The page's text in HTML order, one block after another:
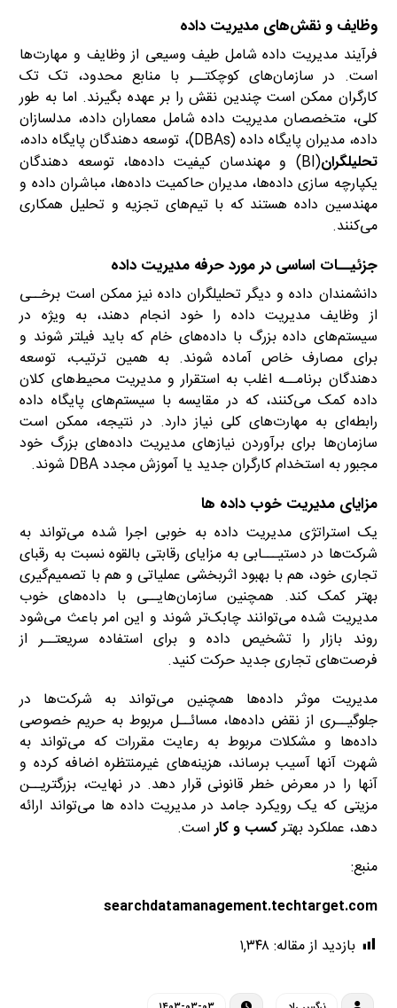
وظایف و نقش‌های مدیریت داده
فرآیند مدیریت داده شامل طیف وسیعی از وظایف و مهارت‌ها
است. در سازمان‌های کوچکتــر با منابع محدود، تک تک
کارگران ممکن است چندین نقش را بر عهده بگیرند. اما به طور
کلی، متخصصان مدیریت داده شامل معماران داده، مدلسازان
داده، مدیران پایگاه داده (DBAs)، توسعه دهندگان پایگاه داده،
تحلیلگران
(BI) و مهندسان کیفیت داده‌ها، توسعه دهندگان
یکپارچه سازی داده‌ها، مدیران حاکمیت داده‌ها، مباشران داده و
مهندسین داده هستند که با تیم‌های تجزیه و تحلیل همکاری
می‌کنند.
جزئیــات اساسی در مورد حرفه مدیریت داده
دانشمندان داده و دیگر تحلیلگران داده نیز ممکن است برخــی
از وظایف مدیریت داده را خود انجام دهند، به ویژه در
سیستم‌های داده بزرگ با داده‌های خام که باید فیلتر شوند و
برای مصارف خاص آماده شوند. به همین ترتیب، توسعه
دهندگان برنامــه اغلب به استقرار و مدیریت محیط‌های کلان
داده کمک می‌کنند، که در مقایسه با سیستم‌های پایگاه داده
رابطه‌ای به مهارت‌های کلی نیاز دارد. در نتیجه، ممکن است
سازمان‌ها برای برآوردن نیازهای مدیریت داده‌های بزرگ خود
مجبور به استخدام کارگران جدید یا آموزش مجدد DBA شوند.
مزایای مدیریت خوب داده ها
یک استراتژی مدیریت داده به خوبی اجرا شده می‌تواند به
شرکت‌ها در دستیـــابی به مزایای رقابتی بالقوه نسبت به رقبای
تجاری خود، هم با بهبود اثربخشی عملیاتی و هم با تصمیم‌گیری
بهتر کمک کند. همچنین سازمان‌هایــی با داده‌های خوب
مدیریت شده می‌توانند چابک‌تر شوند و این امر باعث می‌شود
روند بازار را تشخیص داده و برای استفاده سریعتــر از
فرصت‌های تجاری جدید حرکت کنید.
مدیریت موثر داده‌ها همچنین می‌تواند به شرکت‌ها در
جلوگیــری از نقض داده‌ها، مسائــل مربوط به حریم خصوصی
داده‌ها و مشکلات مربوط به رعایت مقررات که می‌تواند به
شهرت آنها آسیب برساند، هزینه‌های غیرمنتظره اضافه کرده و
آنها را در معرض خطر قانونی قرار دهد. در نهایت، بزرگتریــن
مزیتی که یک رویکرد جامد در مدیریت داده ها می‌تواند ارائه
دهد، عملکرد بهترکسب و کاراست.
منبع:
searchdatamanagement.techtarget.com
بازدید از مقاله: ۱,۳۴۸